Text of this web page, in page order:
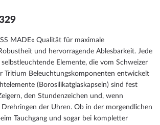
MADE« Qualität für maximale
und hervorragende Ablesbarkeit. Jede
Elemente, die vom Schweizer
Tritium Beleuchtungskomponenten entwickelt
(Borosilikatglaskapseln) sind fest
den Stundenzeichen und, wenn
der Uhren. Ob in der morgendlichen
Tauchgang und sogar bei kompletter